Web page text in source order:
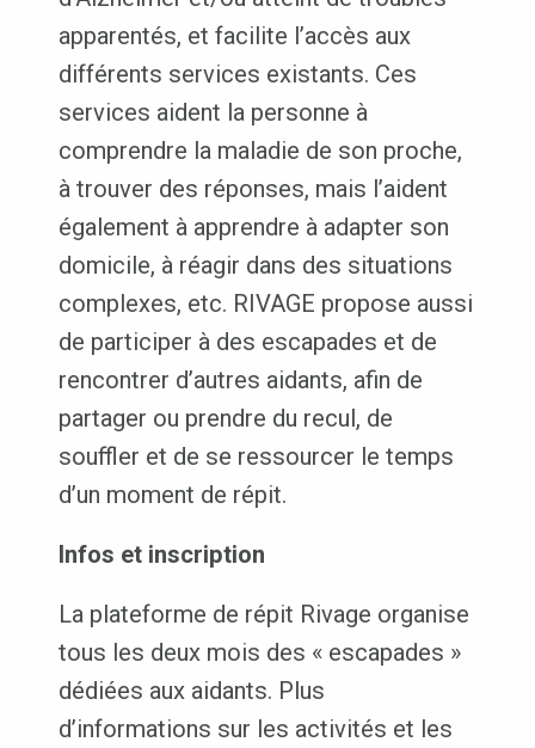
apparentés, et facilite l’accès aux
différents services existants. Ces
services aident la personne à
comprendre la maladie de son proche,
à trouver des réponses, mais l’aident
également à apprendre à adapter son
domicile, à réagir dans des situations
complexes, etc. RIVAGE propose aussi
de participer à des escapades et de
rencontrer d’autres aidants, afin de
partager ou prendre du recul, de
souffler et de se ressourcer le temps
d’un moment de répit.
Infos et inscription
La plateforme de répit Rivage organise
tous les deux mois des « escapades »
dédiées aux aidants. Plus
d’informations sur les activités et les